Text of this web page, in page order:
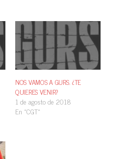
NOS VAMOS A GURS. ¿TE
QUIERES VENIR?
1 de agosto de 2018
En «CGT»